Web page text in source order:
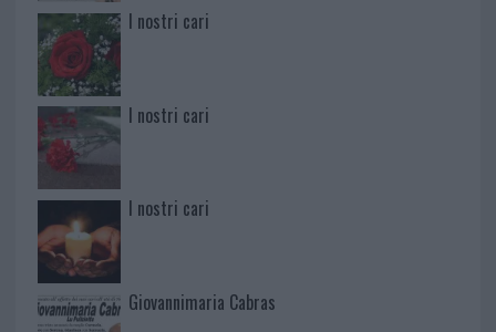
I nostri cari
I nostri cari
I nostri cari
Giovannimaria Cabras